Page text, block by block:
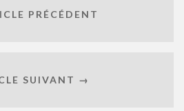
PRÉCÉDENT
SUIVANT →